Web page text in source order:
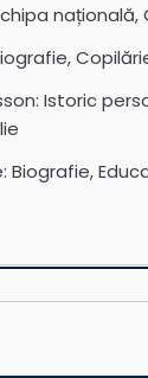
națională,
Istoric
Biografie,